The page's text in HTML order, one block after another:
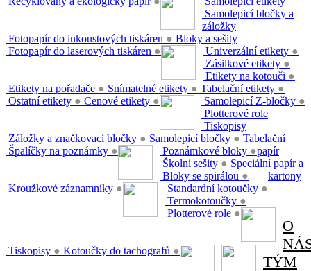
Fotopapír do inkoustových tiskáren ●
Fotopapír do laserových tiskáren ● Univerzální etikety ●
Zásilkové etikety ●
Etikety na kotouči ●
Etikety na pořadače ● Snímatelné etikety ● Tabelační etikety ●
Ostatní etikety ● Cenové etikety ●
Samolepicí bločky a
záložky
Samolepicí Z-bločky ●
Záložky a značkovací bločky ● Samolepicí bločky ●
Špalíčky na poznámky ●
Bloky a sešity
Poznámkové bloky ●
Školní sešity ●
Bloky se spirálou ●
Kroužkové záznamníky ●
Plotterové role
Standardní kotoučky ●
Termokotoučky ●
Plotterové role ●
Tiskopisy
Tiskopisy ● Kotoučky do tachografů ●
Tabelační
papír
Speciální papír a
kartony
O
TÝM